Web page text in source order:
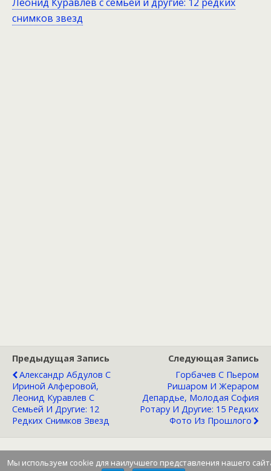
снимков звезд
Предыдущая Запись
Александр Абдулов C
Ириной Алферовой,
Леонид Куравлев С
Семьей И Другие: 12
Редких Снимков Звезд
Следующая Запись
Горбачев С Пьером
Ришаром И Жераром
Депардье, Молодая София
Ротару И Другие: 15 Редких
Фото Из Прошлого
Мы используем cookie для наилучшего представления нашего